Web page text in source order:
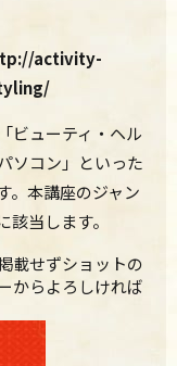
activity-
ビューティ・ヘル
ソコン」といった
。本講座のジャン
当します。
載せずショットの
からよろしければ